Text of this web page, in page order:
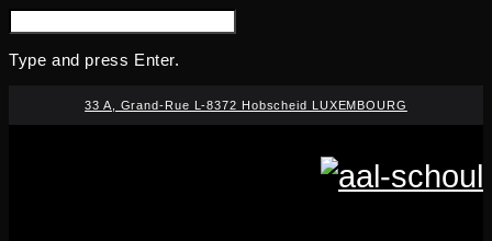
SEARCH
FOR:
Type and press Enter.
content
33 A, Grand-Rue L-8372 Hobscheid LUXEMBOURG